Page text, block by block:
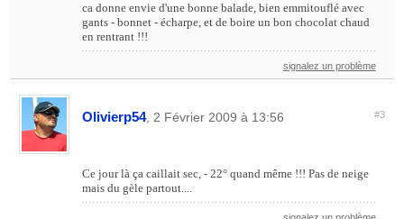
ca donne envie d'une bonne balade, bien emmitouflé avec
gants - bonnet - écharpe, et de boire un bon chocolat chaud
en rentrant !!!
signalez un problème
Olivierp54, 2 Février 2009 à 13:56 #3
Ce jour là ça caillait sec, - 22° quand même !!! Pas de neige
mais du gèle partout....